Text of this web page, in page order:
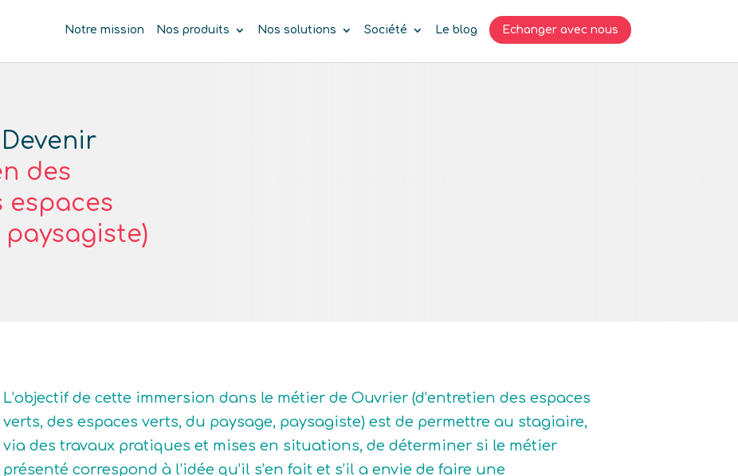
Notre mission Nos produits Nos solutions Société Le blog Echanger avec nous
des
espaces
L’objectif de cette immersion dans le métier de Ouvrier (d’entretien des espaces
verts, des espaces verts, du paysage, paysagiste) est de permettre au stagiaire,
via des travaux pratiques et mises en situations, de déterminer si le métier
présenté correspond à l’idée qu’il s’en fait et s’il a envie de faire une